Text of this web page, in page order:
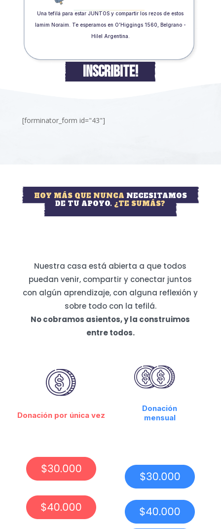
Una tefilá para estar JUNTOS y compartir los rezos de estos
Iamim Noraim. Te esperamos en O’Higgings 1560, Belgrano -
Hilel Argentina.
INSCRIBITE!
[forminator_form id="43"]
HOY MÁS QUE NUNCA NECESITAMOS
DE TU APOYO. ¿TE SUMÁS?
Nuestra casa está abierta a que todos
puedan venir, compartir y conectar juntos
con algún aprendizaje, con alguna reflexión y
sobre todo con la tefilá.
No cobramos asientos, y la construimos
entre todos.
Donación por única vez
Donación
mensual